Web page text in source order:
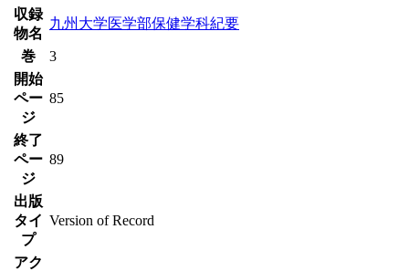
収録
物名
九州大学医学部保健学科紀要
巻
3
開始
ペー
ジ
85
終了
ペー
ジ
89
出版
タイ
プ
Version of Record
アク